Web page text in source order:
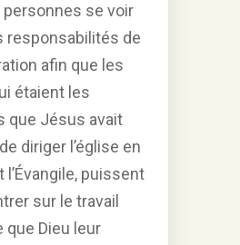
personnes se voir
responsabilités de
afin que les
étaient les
que Jésus avait
diriger l’église en
l’Évangile, puissent
sur le travail
que Dieu leur